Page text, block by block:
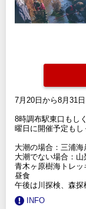
7月20日から8月31
8時調布駅東口もし
曜日に開催予定もし
大潮の場合：三浦
大潮でない場合：
青木ヶ原樹海トレ
昼食
午後は川探検、森探
INFO